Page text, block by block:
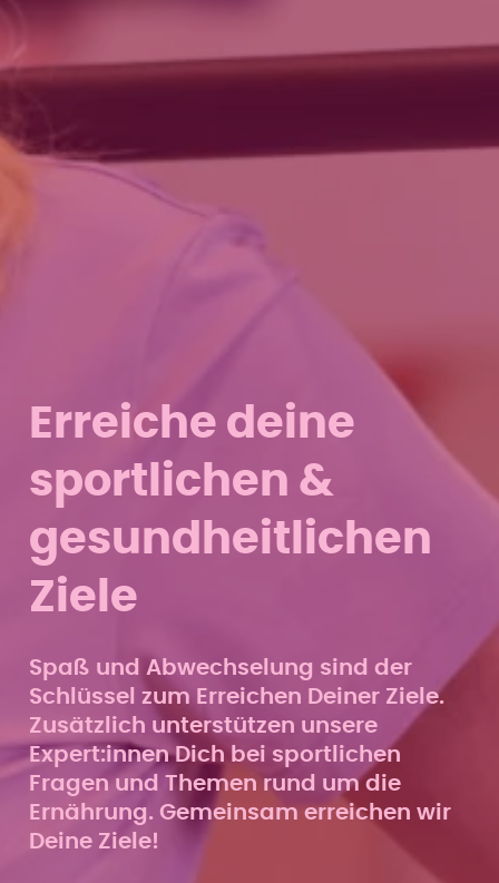
Erreiche deine
sportlichen &
gesundheitlichen
Ziele
Spaß und Abwechselung sind der
Schlüssel zum Erreichen Deiner Ziele.
Zusätzlich unterstützen unsere
Expert:innen Dich bei sportlichen
Fragen und Themen rund um die
Ernährung. Gemeinsam erreichen wir
Deine Ziele!